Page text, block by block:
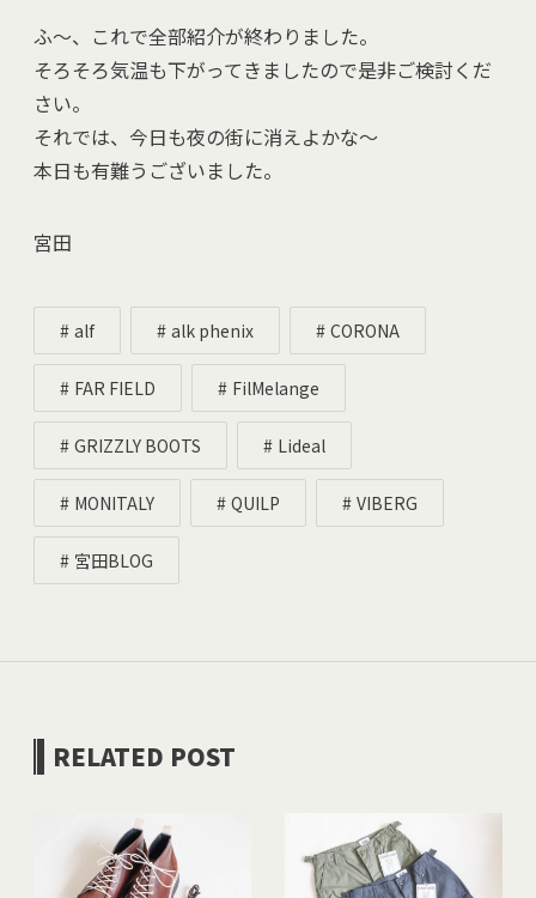
ふ～、これで全部紹介が終わりました。
そろそろ気温も下がってきましたので是非ご検討くだ
さい。
それでは、今日も夜の街に消えよかな～
本日も有難うございました。
宮田
alf alk phenix CORONA
FAR FIELD FilMelange
GRIZZLY BOOTS Lideal
MONITALY QUILP VIBERG
宮田BLOG
RELATED POST